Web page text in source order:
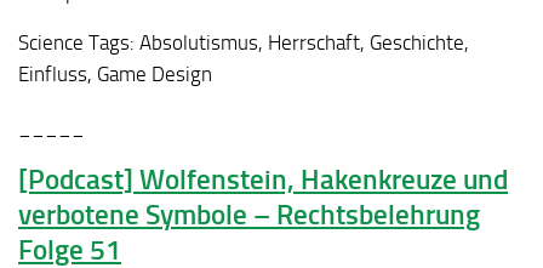
Science Tags: Absolutismus, Herrschaft, Geschichte,
Einfluss, Game Design
[Podcast] Wolfenstein, Hakenkreuze und
verbotene Symbole – Rechtsbelehrung
Folge 51